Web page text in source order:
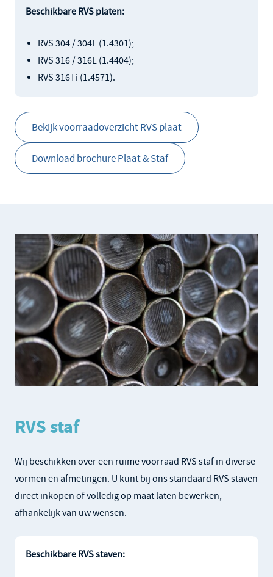
Beschikbare RVS platen:
RVS 304 / 304L (1.4301);
RVS 316 / 316L (1.4404);
RVS 316Ti (1.4571).
Bekijk voorraadoverzicht RVS plaat
Download brochure Plaat & Staf
RVS staf
Wij beschikken over een ruime voorraad RVS staf in diverse
vormen en afmetingen. U kunt bij ons standaard RVS staven
direct inkopen of volledig op maat laten bewerken,
afhankelijk van uw wensen.
Beschikbare RVS staven: